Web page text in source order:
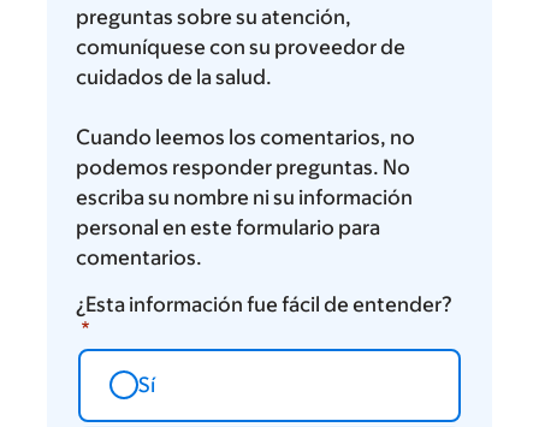
preguntas sobre su atención,
comuníquese con su proveedor de
cuidados de la salud.
Cuando leemos los comentarios, no
podemos responder preguntas. No
escriba su nombre ni su información
personal en este formulario para
comentarios.
¿Esta información fue fácil de entender?
Sí